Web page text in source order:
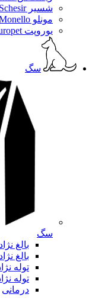
شسیر Schesir
مونلو Monello
یوروپت Europet
سگ
سگ
بالغ
بالغ
توله
توله
درمانی